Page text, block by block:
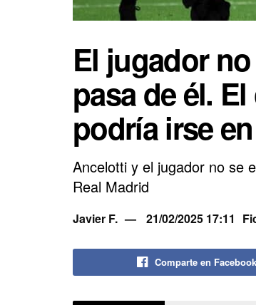
El jugador
pasa de él.
podría irse
Ancelotti y el jugador no se
Real Madrid
Javier F. 21/02/2025 17:11
Comparte en Facebook